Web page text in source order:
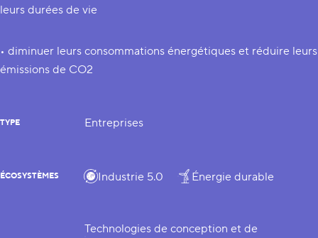
leurs durées de vie
• diminuer leurs consommations énergétiques et réduire leurs
émissions de CO2
TYPE Entreprises
ÉCOSYSTÈMES Industrie 5.0 Énergie durable
Technologies de conception et de